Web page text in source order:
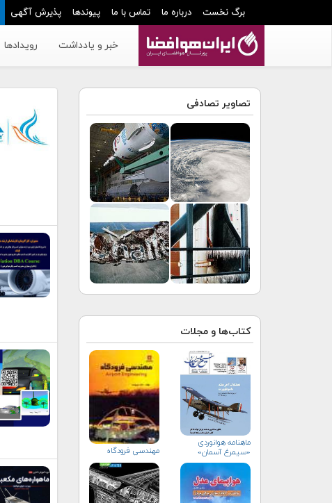
برگ نخست درباره ما تماس با ما پیوندها پذیرش آگهی
خبر و یادداشت رویدادها
تصاویر تصادفی
کتاب‌ها و مجلات
ماهنامه هوانوردی
«سیمرغ آسمان»
مهندسي فرودگاه